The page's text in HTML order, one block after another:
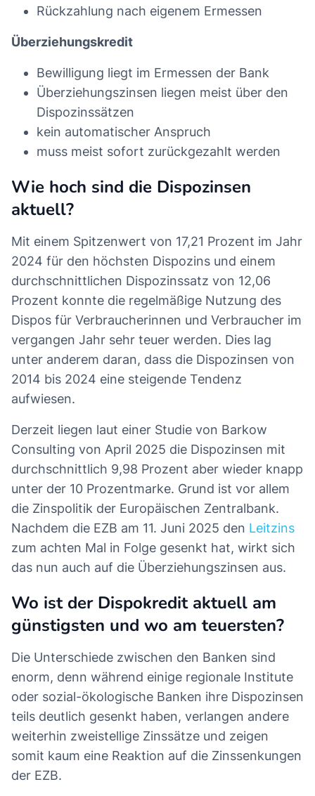
Rückzahlung nach eigenem Ermessen
Überziehungskredit
Bewilligung liegt im Ermessen der Bank
Überziehungszinsen liegen meist über den
Dispozinssätzen
kein automatischer Anspruch
muss meist sofort zurückgezahlt werden
Wie hoch sind die Dispozinsen
aktuell?
Mit einem Spitzenwert von 17,21 Prozent im Jahr
2024 für den höchsten Dispozins und einem
durchschnittlichen Dispozinssatz von 12,06
Prozent konnte die regelmäßige Nutzung des
Dispos für Verbraucherinnen und Verbraucher im
vergangen Jahr sehr teuer werden. Dies lag
unter anderem daran, dass die Dispozinsen von
2014 bis 2024 eine steigende Tendenz
aufwiesen.
Derzeit liegen laut einer Studie von Barkow
Consulting von April 2025 die Dispozinsen mit
durchschnittlich 9,98 Prozent aber wieder knapp
unter der 10 Prozentmarke. Grund ist vor allem
die Zinspolitik der Europäischen Zentralbank.
Nachdem die EZB am 11. Juni 2025 den Leitzins
zum achten Mal in Folge gesenkt hat, wirkt sich
das nun auch auf die Überziehungszinsen aus.
Wo ist der Dispokredit aktuell am
günstigsten und wo am teuersten?
Die Unterschiede zwischen den Banken sind
enorm, denn während einige regionale Institute
oder sozial-ökologische Banken ihre Dispozinsen
teils deutlich gesenkt haben, verlangen andere
weiterhin zweistellige Zinssätze und zeigen
somit kaum eine Reaktion auf die Zinssenkungen
der EZB.